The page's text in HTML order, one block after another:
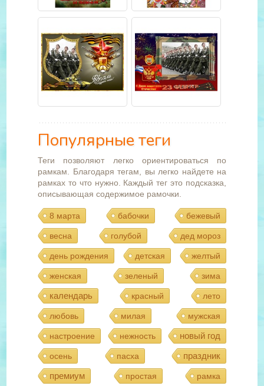
Популярные теги
Теги позволяют легко ориентироваться по
рамкам. Благодаря тегам, вы легко найдете на
рамках то что нужно. Каждый тег это подсказка,
описывающая содержимое рамочки.
8 марта бабочки бежевый
весна голубой дед мороз
день рождения детская желтый
женская зеленый зима
календарь красный лето
любовь милая мужская
настроение нежность новый год
осень пасха
праздник
премиум
простая рамка